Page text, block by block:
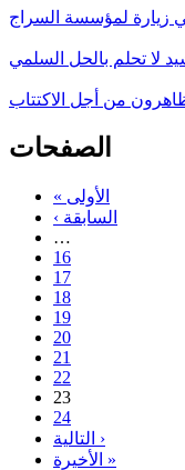
زيارة لمؤسسة السراج
لا تحلم بالحل السلمي
من أجل الاكتتاب
الصفحات
« الأولى
‹ السابقة
…
16
17
18
19
20
21
22
23
24
التالية ›
الأخيرة »